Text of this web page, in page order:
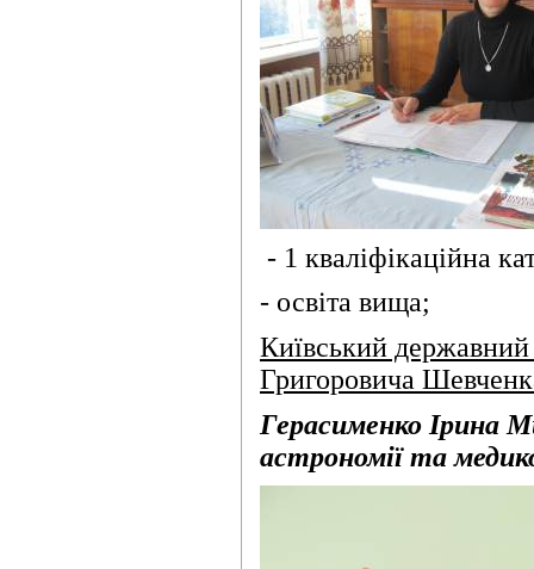
- 1 кваліфікаційна
- освіта вища;
Київський державний
Григоровича
Герасименко Ірина
астрономії та